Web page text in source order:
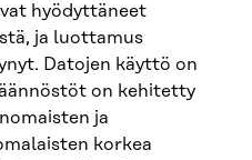
hyödyttäneet
ja luottamus
Datojen käyttö on
on kehitetty
ja
korkea